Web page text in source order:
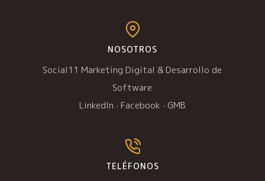
NOSOTROS
Social11 Marketing Digital & Desarrollo de
Software
LinkedIn · Facebook · GMB
TELÉFONOS